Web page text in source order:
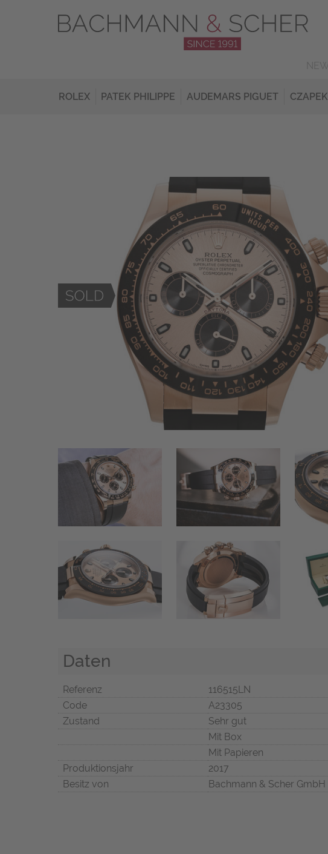
ROLEX PATEK PHILIPPE AUDEMARS PIGUET CZAPEK
Daten
Referenz
116515LN
Code
A23305
Zustand
Sehr gut
Mit Box
Mit Papieren
Produktionsjahr
2017
Besitz von
Bachmann & Scher GmbH